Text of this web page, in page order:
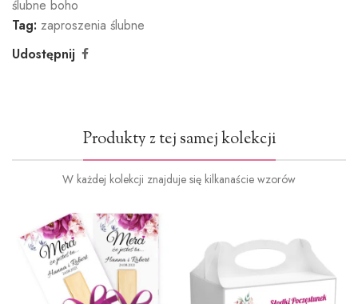
Zieleń
(+1.2zł)
(+1.2zł)
(+1.2zł)
zieleń
(+1.2zł)
(+1.2zł)
Ciemny
niebieski
Ciemny
granat
Jasno
zielony
ślubne boho
Tag: zaproszenia ślubne
Udostępnij
Produkty z tej samej kolekcji
W każdej kolekcji znajduje się kilkanaście wzorów